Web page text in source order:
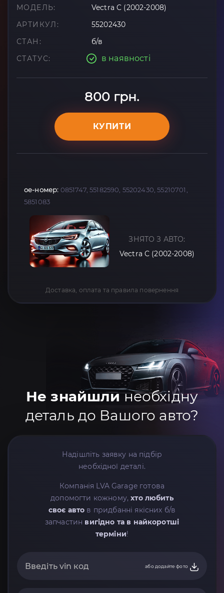
МОДЕЛЬ:
Vectra C (2002-2008)
АРТИКУЛ:
55202430
СТАН:
б/в
СТАТУС:
в наявності
800 грн.
КУПИТИ
oe-номер: 0851747, 55182590, 55202430, 55210701,
5851083
ЗНЯТО З АВТО:
Vectra C (2002-2008)
Доставка, оплата та правила повернення
Не знайшлинеобхідну
деталь до Вашого авто?
Надішліть заявку на підбір
необхідної деталі.
Компанія LVA Garage готова
допомогти кожному,хто любить
своє авто в придбанні якісних б/в
запчастин вигідно та в найкоротші
терміни!
або додайте фото